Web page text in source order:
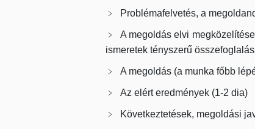
Problémafelvetés, a
A megoldás elvi
ismeretek tényszerű
A megoldás (a munka főbb
Az elért eredmények (1-2 dia)
Következtetések, megoldási